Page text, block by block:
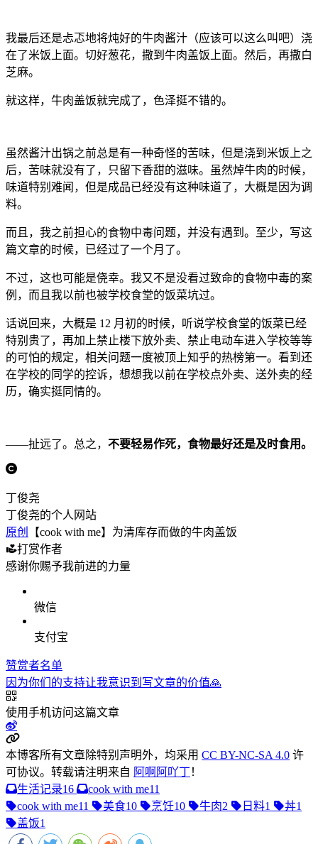
我最后还是忐忑地将炖好的牛肉酱汁（应该可以这么叫吧）浇
在了米饭上面。切好葱花，撒到牛肉盖饭上面。然后，再撒白
芝麻。
就这样，牛肉盖饭就完成了，色泽挺不错的。
虽然酱汁出锅之前总是有一种奇怪的苦味，但是浇到米饭上之
后，苦味就没有了，只留下香甜的滋味。虽然焯牛肉的时候，
味道特别难闻，但是成品已经没有这种味道了，大概是因为调
料。
而且，我之前担心的食物中毒问题，并没有遇到。至少，写这
篇文章的时候，已经过了一个月了。
不过，这也可能是侥幸。我又不是没看过致命的食物中毒的案
例，而且我以前也被学校食堂的饭菜坑过。
话说回来，大概是 12 月初的时候，听说学校食堂的饭菜已经
特别贵了，再加上禁止楼下放外卖、禁止电动车进入学校等等
的可怕的规定，相关问题一度被顶上知乎的热榜第一。看到还
在学校的同学的控诉，想想我以前在学校点外卖、送外卖的经
历，确实挺同情的。
——扯远了。总之， 不要轻易作死，食物最好还是及时食用。
丁俊尧
丁俊尧的个人网站
原创
【cook with me】为清库存而做的牛肉盖饭
打赏作者
感谢你赐予我前进的力量
微信
支付宝
赞赏者名单
因为你们的支持让我意识到写文章的价值🙏
使用手机访问这篇文章
本博客所有文章除特别声明外，均采用 CC BY-NC-SA 4.0 许
可协议。转载请注明来自 阿啊阿吖丁 ！
生活记录16 cook with me11
cook with me11 美食10 烹饪10 牛肉2 日料1 丼1
盖饭1